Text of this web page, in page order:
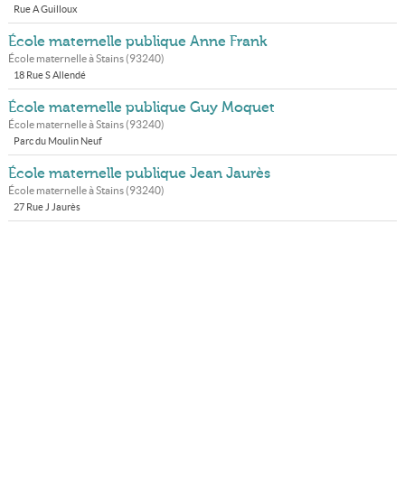
Rue A Guilloux
École maternelle publique Anne Frank
École maternelle àStains(93240)
18 Rue S Allendé
École maternelle publique Guy Moquet
École maternelle àStains(93240)
Parc du Moulin Neuf
École maternelle publique Jean Jaurès
École maternelle àStains(93240)
27 Rue J Jaurès